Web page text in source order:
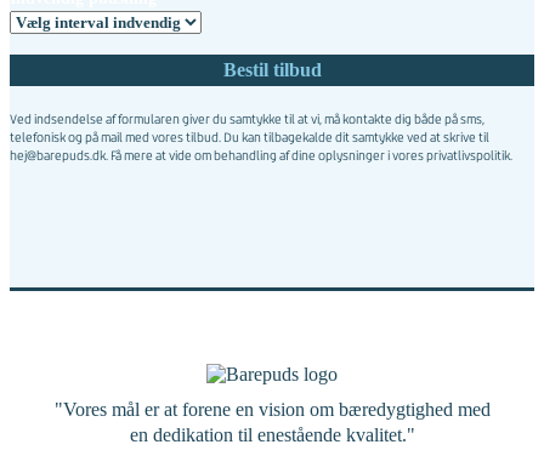
Ved indsendelse af formularen giver du samtykke til at vi, må kontakte dig både på sms,
telefonisk og på mail med vores tilbud. Du kan tilbagekalde dit samtykke ved at skrive til
hej@barepuds.dk. Få mere at vide om behandling af dine oplysninger i voresprivatlivspolitik.
"Vores mål er at forene en vision om bæredygtighed med
en dedikation til enestående kvalitet."